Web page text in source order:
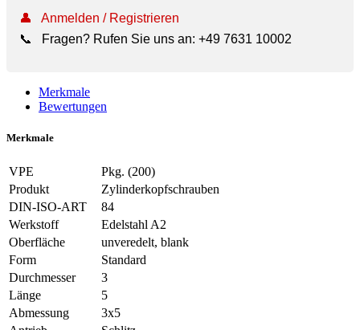
👤
Anmelden / Registrieren
📞
Fragen? Rufen Sie uns an: +49 7631 10002
Merkmale
Bewertungen
Merkmale
VPE
Pkg. (200)
Produkt
Zylinderkopfschrauben
DIN-ISO-ART
84
Werkstoff
Edelstahl A2
Oberfläche
unveredelt, blank
Form
Standard
Durchmesser
3
Länge
5
Abmessung
3x5